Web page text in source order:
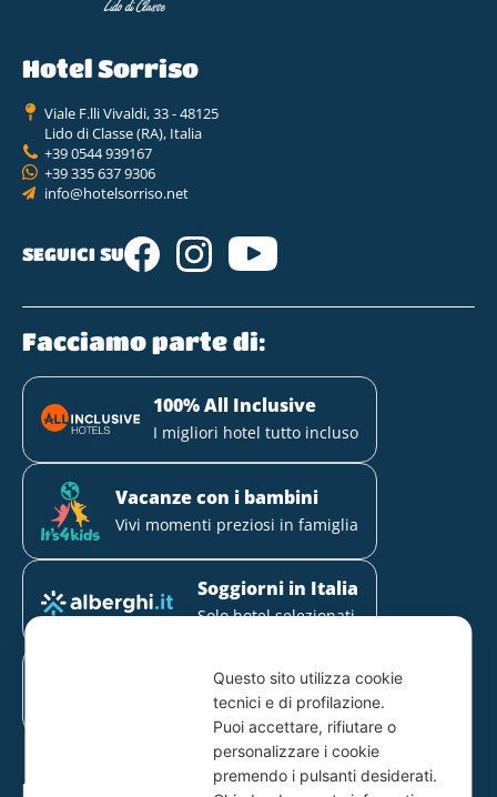
Hotel Sorriso
Viale F.lli Vivaldi, 33 - 48125
Lido di Classe (RA), Italia
+39 0544 939167
+39 335 637 9306
info@hotelsorriso.net
SEGUICI SU
Facciamo parte di:
100% All Inclusive
I migliori hotel tutto incluso
Vacanze con i bambini
Vivi momenti preziosi in famiglia
Soggiorni in Italia
Solo hotel selezionati
Il 1° parco divertimenti della
Hotel partner
Questo sito utilizza cookie
tecnici e di profilazione.
Puoi accettare, rifiutare o
personalizzare i cookie
premendo i pulsanti desiderati.